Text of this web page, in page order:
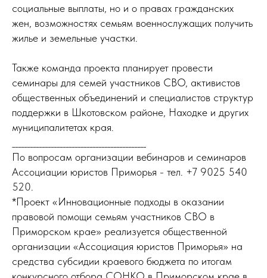
социальные выплаты, но и о правах гражданских
жен, возможностях семьям военнослужащих получить
жилье и земельные участки.
Также команда проекта планирует провести
семинары для семей участников СВО, активистов
общественных объединений и специалистов структур
поддержки в Шкотовском районе, Находке и других
муниципалитетах края.
По вопросам организации вебинаров и семинаров
Ассоциации юристов Приморья - тел. +7 9025 540
520.
*Проект «Инновационные подходы в оказании
правовой помощи семьям участников СВО в
Приморском крае» реализуется общественной
организации «Ассоциация юристов Приморья» на
средства субсидии краевого бюджета по итогам